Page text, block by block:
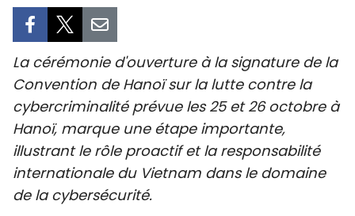
TOURISME
ENVIRONNEMENT
SPORT
FRANCOPHONIE
La cérémonie d'ouverture à la signature de la
Convention de Hanoï sur la lutte contre la
cybercriminalité prévue les 25 et 26 octobre à
Hanoï, marque une étape importante,
illustrant le rôle proactif et la responsabilité
internationale du Vietnam dans le domaine
de la cybersécurité.